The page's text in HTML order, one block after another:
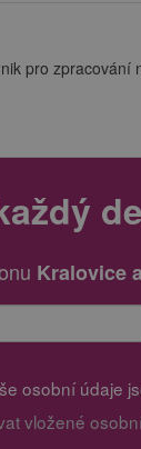
pro zpracování
Kralovice
osobní údaje
vložené